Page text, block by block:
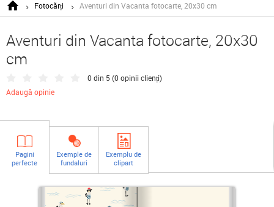
Fotocărți Aventuri din Vacanta fotocarte, 20x30 cm
Aventuri din Vacanta fotocarte, 20x30
cm
0 din 5 (0 opinii clienți)
Adaugă opinie
Pagini
perfecte
Exemple de
fundaluri
Exemplu de
clipart